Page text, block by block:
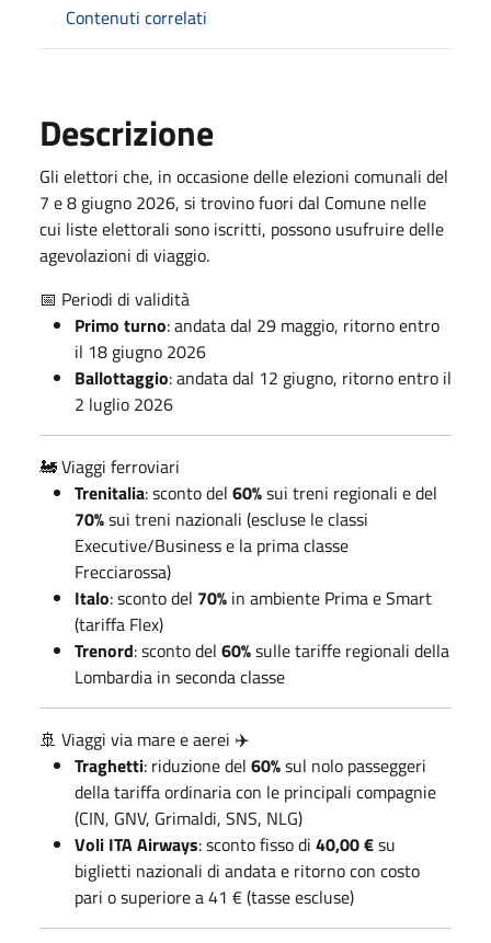
Contenuti correlati
Descrizione
Gli elettori che, in occasione delle elezioni comunali del
7 e 8 giugno 2026, si trovino fuori dal Comune nelle
cui liste elettorali sono iscritti, possono usufruire delle
agevolazioni di viaggio.
📅 Periodi di validità
Primo turno: andata dal 29 maggio, ritorno entro
il 18 giugno 2026
Ballottaggio: andata dal 12 giugno, ritorno entro il
2 luglio 2026
🚂 Viaggi ferroviari
Trenitalia: sconto del 60%sui treni regionali e del
70%sui treni nazionali (escluse le classi
Executive/Business e la prima classe
Frecciarossa)
Italo: sconto del 70% in ambiente Prima e Smart
(tariffa Flex)
Trenord: sconto del 60%sulle tariffe regionali della
Lombardia in seconda classe
🚢 Viaggi via mare e aerei ✈️
Traghetti: riduzione del 60%sul nolo passeggeri
della tariffa ordinaria con le principali compagnie
(CIN, GNV, Grimaldi, SNS, NLG)
Voli ITA Airways: sconto fisso di 40,00 €su
biglietti nazionali di andata e ritorno con costo
pari o superiore a 41 € (tasse escluse)